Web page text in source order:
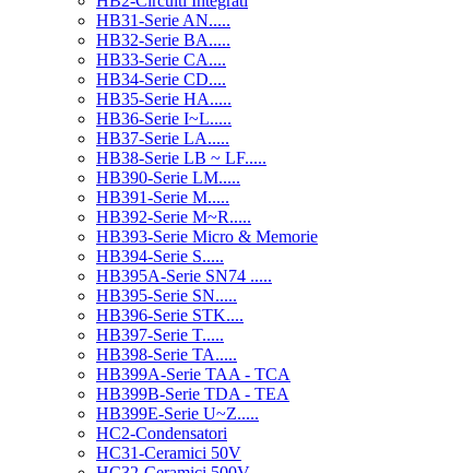
HB31-Serie AN.....
HB32-Serie BA.....
HB33-Serie CA....
HB34-Serie CD....
HB35-Serie HA.....
HB36-Serie I~L.....
HB37-Serie LA.....
HB38-Serie LB ~ LF.....
HB390-Serie LM.....
HB391-Serie M.....
HB392-Serie M~R.....
HB393-Serie Micro & Memorie
HB394-Serie S.....
HB395A-Serie SN74 .....
HB395-Serie SN.....
HB396-Serie STK....
HB397-Serie T.....
HB398-Serie TA.....
HB399A-Serie TAA - TCA
HB399B-Serie TDA - TEA
HB399E-Serie U~Z.....
HC2-Condensatori
HC31-Ceramici 50V